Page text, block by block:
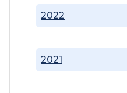
2021
2022